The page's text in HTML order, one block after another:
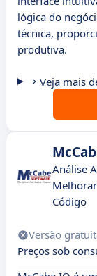
lógica do
técnica,
produtiva.
Veja mais
Análise
Código
Versão
Preços sob